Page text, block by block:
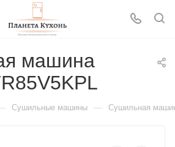
машина
Сушильные машины — Сушильная